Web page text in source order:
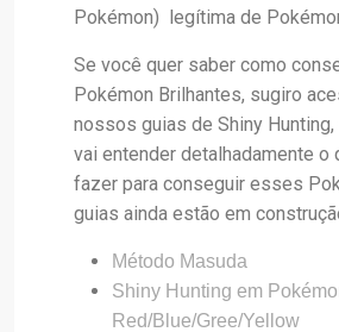
Pokémon) legítima de
Se você quer saber como
Pokémon Brilhantes, sugiro
nossos guias de Shiny
vai entender detalhadamente o
fazer para conseguir esses
guias ainda estão em
Método Masuda
Shiny Hunting em
Red/Blue/Gree/Yellow